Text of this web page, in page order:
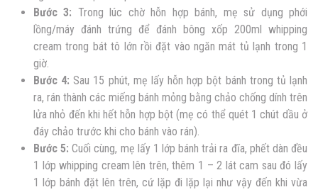
Bước 3: Trong lúc chờ hỗn hợp bánh, mẹ sử dụng phới
lồng/máy đánh trứng để đánh bông xốp 200ml whipping
cream trong bát tô lớn rồi đặt vào ngăn mát tủ lạnh trong 1
giờ.
Bước 4: Sau 15 phút, mẹ lấy hỗn hợp bột bánh trong tủ lạnh
ra, rán thành các miếng bánh mỏng bằng chảo chống dính trên
lửa nhỏ đến khi hết hỗn hợp bột (mẹ có thể quét 1 chút dầu ở
đáy chảo trước khi cho bánh vào rán).
Bước 5: Cuối cùng, mẹ lấy 1 lớp bánh trải ra đĩa, phết dàn đều
1 lớp whipping cream lên trên, thêm 1 – 2 lát cam sau đó lấy
1 lớp bánh đặt lên trên, cứ lặp đi lặp lại như vậy đến khi vừa